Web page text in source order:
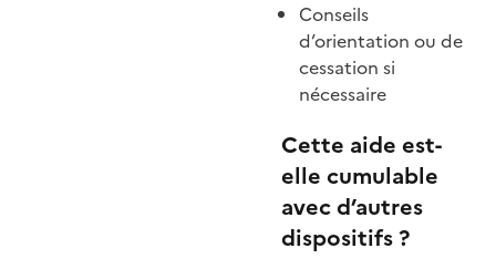
Conseils
d’orientation ou de
cessation si
nécessaire
Cette aide est-
elle cumulable
avec d’autres
dispositifs ?